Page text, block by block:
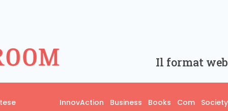
Il format
InnovAction Business Books Com Society